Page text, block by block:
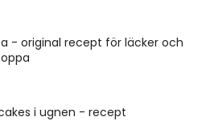
- original recept för läcker och
i ugnen - recept